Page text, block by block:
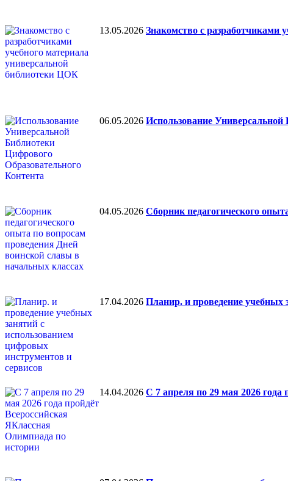
13.05.2026 Знакомство с разработчиками
06.05.2026 Использование
04.05.2026 Сборник педагогического
17.04.2026 Планир. и проведение учебных
14.04.2026 С 7 апреля по 29 мая 2026